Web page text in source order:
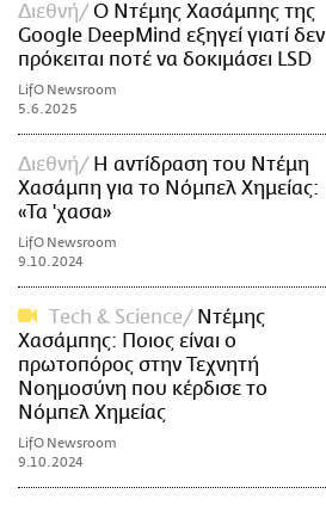
Διεθνή
Ο Ντέμης Χασάμπης της
Google DeepMind εξηγεί γιατί δεν
πρόκειται ποτέ να δοκιμάσει LSD
LifO Newsroom
5.6.2025
Διεθνή
Η αντίδραση του Ντέμη
Χασάμπη για το Νόμπελ Χημείας:
«Τα 'χασα»
LifO Newsroom
9.10.2024
Τech & Science
Ντέμης
Χασάμπης: Ποιος είναι ο
πρωτοπόρος στην Τεχνητή
Νοημοσύνη που κέρδισε το
Νόμπελ Χημείας
LifO Newsroom
9.10.2024